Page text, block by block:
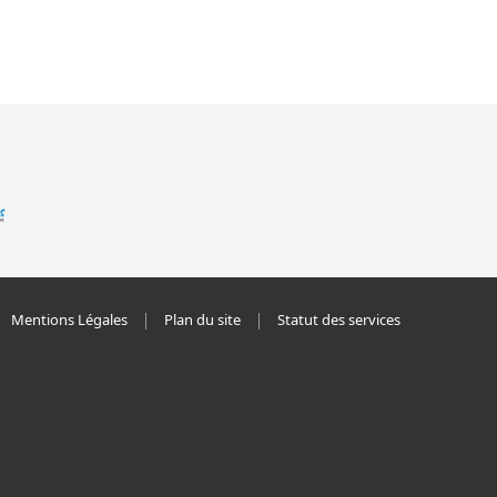
Mentions Légales Plan du site Statut des services